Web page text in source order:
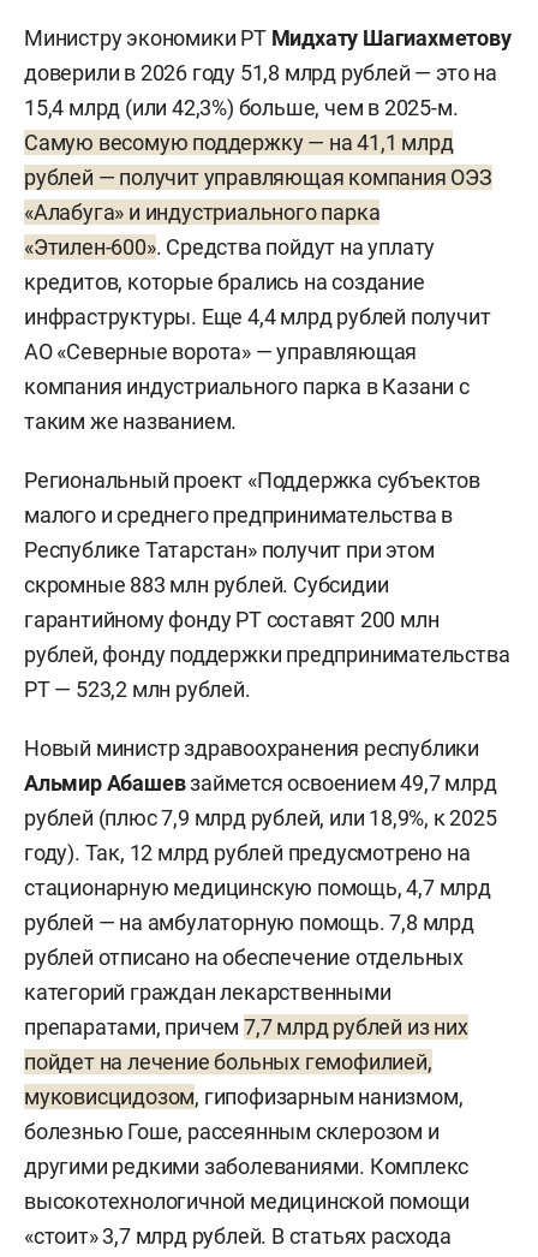
Министру экономики РТ Мидхату Шагиахметову
доверили в 2026 году 51,8 млрд рублей — это на
15,4 млрд (или 42,3%) больше, чем в 2025-м.
Самую весомую поддержку — на 41,1 млрд
рублей — получит управляющая компания ОЭЗ
«Алабуга» и индустриального парка
«Этилен-600». Средства пойдут на уплату
кредитов, которые брались на создание
инфраструктуры. Еще 4,4 млрд рублей получит
АО «Северные ворота» — управляющая
компания индустриального парка в Казани с
таким же названием.
Региональный проект «Поддержка субъектов
малого и среднего предпринимательства в
Республике Татарстан» получит при этом
скромные 883 млн рублей. Субсидии
гарантийному фонду РТ составят 200 млн
рублей, фонду поддержки предпринимательства
РТ — 523,2 млн рублей.
Новый министр здравоохранения республики
Альмир Абашевзаймется освоением 49,7 млрд
рублей (плюс 7,9 млрд рублей, или 18,9%, к 2025
году). Так, 12 млрд рублей предусмотрено на
стационарную медицинскую помощь, 4,7 млрд
рублей — на амбулаторную помощь. 7,8 млрд
рублей отписано на обеспечение отдельных
категорий граждан лекарственными
препаратами, причем7,7 млрд рублей из них
пойдет на лечение больных гемофилией,
муковисцидозом, гипофизарным нанизмом,
болезнью Гоше, рассеянным склерозом и
другими редкими заболеваниями. Комплекс
высокотехнологичной медицинской помощи
«стоит» 3,7 млрд рублей. В статьях расхода